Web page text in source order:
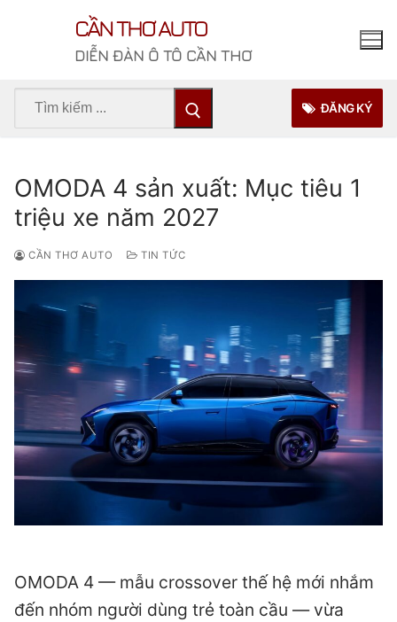
CẦN THƠ AUTO
DIỄN ĐÀN Ô TÔ CẦN THƠ
Tìm
ĐĂNG KÝ
OMODA 4 sản xuất: Mục tiêu 1
triệu xe năm 2027
CẦN THƠ AUTO TIN TỨC
OMODA 4 — mẫu crossover thế hệ mới nhắm
đến nhóm người dùng trẻ toàn cầu — vừa